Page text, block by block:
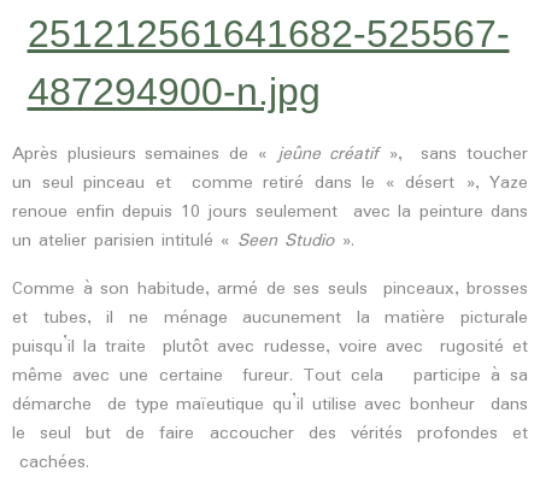
Après plusieurs semaines de «jeûne créatif», sans toucher
un seul pinceau et comme retiré dans le « désert », Yaze
renoue enfin depuis 10 jours seulement avec la peinture dans
un atelier parisien intitulé « Seen Studio».
Comme à son habitude, armé de ses seuls pinceaux, brosses
et tubes, il ne ménage aucunement la matière picturale
puisqu’il la traite plutôt avec rudesse, voire avec rugosité et
même avec une certaine fureur. Tout cela participe à sa
démarche de type maïeutique qu’il utilise avec bonheur dans
le seul but de faire accoucher des vérités profondes et
cachées.